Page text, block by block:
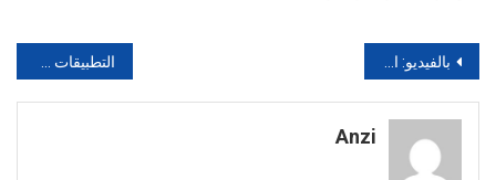
تصفّح
المقالات
بالفيديو: الوردي مشيت ندوز على القلب طلبو لمرتي 8000 درهم مع الجوج ديال الليل
Anzi